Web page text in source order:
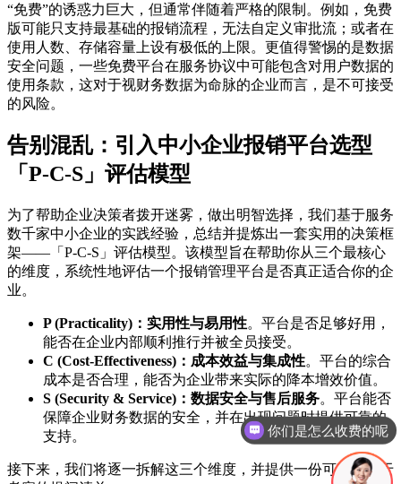
“免费”的诱惑力巨大，但通常伴随着严格的限制。例如，免费
版可能只支持最基础的报销流程，无法自定义审批流；或者在
使用人数、存储容量上设有极低的上限。更值得警惕的是数据
安全问题，一些免费平台在服务协议中可能包含对用户数据的
使用条款，这对于视财务数据为命脉的企业而言，是不可接受
的风险。
告别混乱：引入中小企业报销平台选型
「P-C-S」评估模型
为了帮助企业决策者拨开迷雾，做出明智选择，我们基于服务
数千家中小企业的实践经验，总结并提炼出一套实用的决策框
架——「P-C-S」评估模型。该模型旨在帮助你从三个最核心
的维度，系统性地评估一个报销管理平台是否真正适合你的企
业。
P (Practicality)：实用性与易用性。平台是否足够好用，
能否在企业内部顺利推行并被全员接受。
C (Cost-Effectiveness)：成本效益与集成性。平台的综合
成本是否合理，能否为企业带来实际的降本增效价值。
S (Security & Service)：数据安全与售后服务。平台能否
保障企业财务数据的安全，并在出现问题时提供可靠的
支持。
接下来，我们将逐一拆解这三个维度，并提供一份可直接用于
现在有优惠活动吗